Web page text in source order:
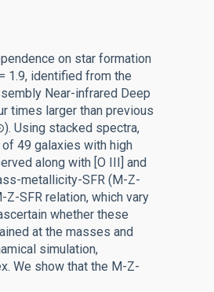
on star formation
1.9, identified from the
Near-infrared Deep
times larger than previous
Using stacked spectra,
49 galaxies with high
along with [O III] and
metallicity-SFR (M-Z-
SFR relation, which vary
whether these
at the masses and
simulation,
We show that the M-Z-